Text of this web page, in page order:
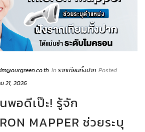
Inรากเทียมทั้งปาก Posted
21, 2026
พอดีเป๊ะ! รู้จัก
MAPPER ช่วยระบุ